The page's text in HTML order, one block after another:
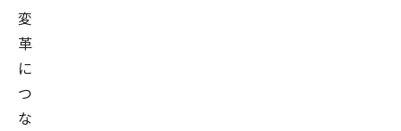
変
革
に
つ
な